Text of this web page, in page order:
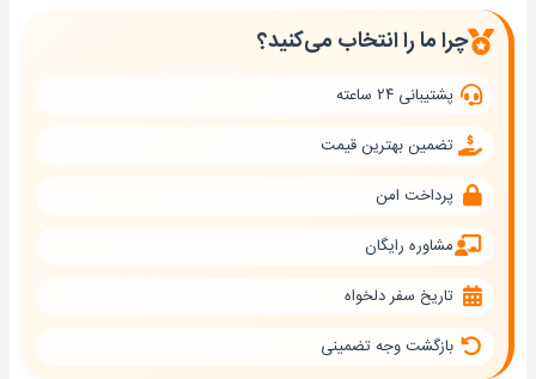
چرا ما را انتخاب می‌کنید؟
پشتیبانی ۲۴ ساعته
تضمین بهترین قیمت
پرداخت امن
مشاوره رایگان
تاریخ سفر دلخواه
بازگشت وجه تضمینی